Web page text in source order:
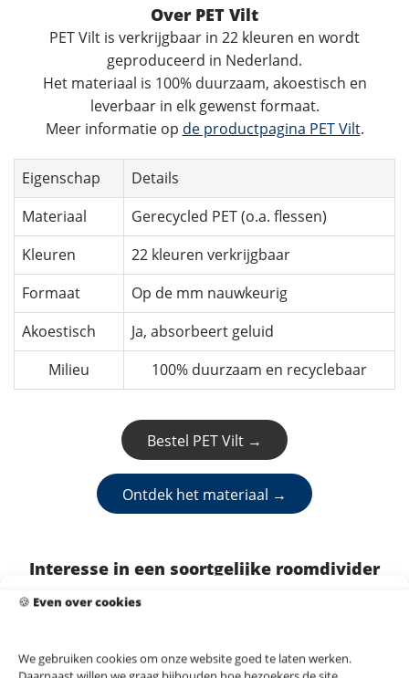
🍪 Even over cookies
We gebruiken cookies om onze website goed te laten werken.
Over PET Vilt
PET Vilt is verkrijgbaar in 22 kleuren en wordt
geproduceerd in Nederland.
Het materiaal is 100% duurzaam, akoestisch en
leverbaar in elk gewenst formaat.
Meer informatie op de productpagina PET Vilt.
Eigenschap
Details
Materiaal
Gerecycled PET (o.a. flessen)
Kleuren
22 kleuren verkrijgbaar
Formaat
Op de mm nauwkeurig
Akoestisch
Ja, absorbeert geluid
Milieu
100% duurzaam en recyclebaar
Bestel PET Vilt →
Ontdek het materiaal →
Interesse in een soortgelijke roomdivider
Neem contact met ons op voor een vrijblijvend
Wij helpen je graag verder met de mogelijkheden voor